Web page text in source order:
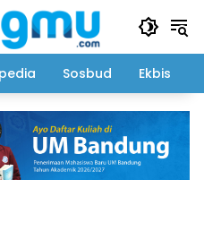
Sosbud Ekbis